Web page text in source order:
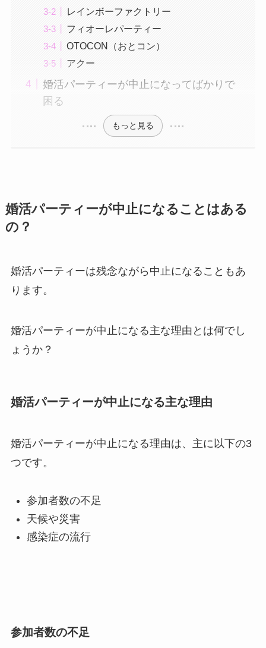
レインボーファクトリー
フィオーレパーティー
OTOCON（おとコン）
アクー
婚活パーティーが中止になってばかりで
困る
もっと見る
婚活パーティーが中止になることはある
の？
婚活パーティーは残念ながら中止になることもあ
ります。
婚活パーティーが中止になる主な理由とは何でし
ょうか？
婚活パーティーが中止になる主な理由
婚活パーティーが中止になる理由は、主に以下の3
つです。
参加者数の不足
天候や災害
感染症の流行
参加者数の不足